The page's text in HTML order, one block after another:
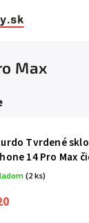
Max
Tvrdené
14 Pro Max
(2 ks)